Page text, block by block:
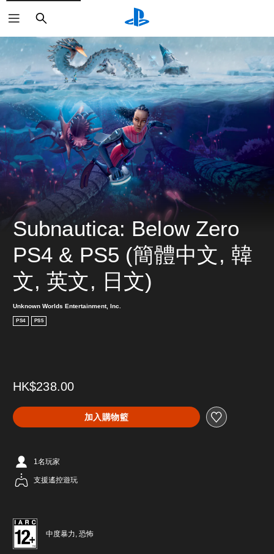
搜
尋
Subnautica: Below Zero
PS4 & PS5 (簡體中文, 韓
文, 英文, 日文)
Unknown Worlds Entertainment, Inc.
PS4 PS5
HK$238.00
加入購物籃
1名玩家
支援遙控遊玩
中度暴力, 恐怖